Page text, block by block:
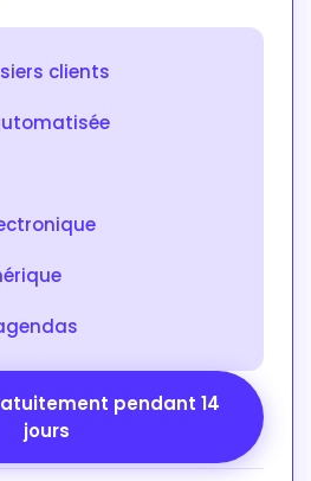
clients
pendant 14
jours